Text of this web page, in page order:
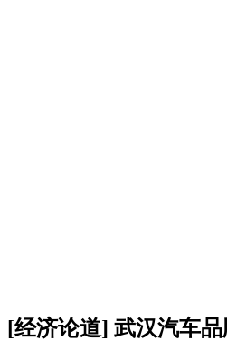
[经济论道] 武汉汽车